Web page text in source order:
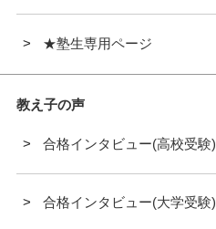
★塾生専用ページ
教え子の声
合格インタビュー(高校受験)
合格インタビュー(大学受験)